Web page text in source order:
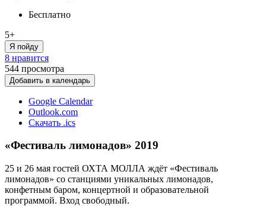
Бесплатно
5+
Я пойду
8 нравится
544 просмотра
Добавить в календарь
Google Calendar
Outlook.com
Скачать .ics
«Фестиваль лимонадов» 2019
25 и 26 мая гостей ОХТА МОЛЛА ждёт «Фестиваль
лимонадов» со станциями уникальных лимонадов,
конфетным баром, концертной и образовательной
программой. Вход свободный.